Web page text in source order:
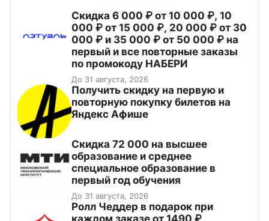
Скидка 6 000 ₽ от 10 000 ₽, 10
000 ₽ от 15 000 ₽, 20 000 ₽ от 30
000 ₽ и 35 000 ₽ от 50 000 ₽ на
первый и все повторные заказы
по промокоду НАБЕРИ
До 31 августа, 2026
Получить скидку на первую и
повторную покупку билетов на
Яндекс Афише
Скидка 72 000 на высшее
образование и среднее
специальное образование в
первый год обучения
До 31 августа, 2026
Ролл Чеддер в подарок при